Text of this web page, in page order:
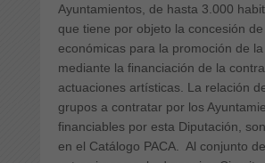
Ayuntamientos, de hasta 3.000
que tiene por objeto la concesión
económicas para la promoción de la
mediante la financiación de la
actuaciones artísticas. La relación
grupos a contratar por los
financiables por esta Diputación,
en el Catálogo PACA. Al conjunto